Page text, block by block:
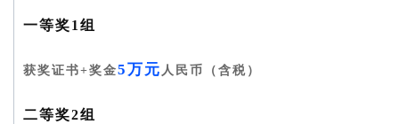
一等奖1组
获奖证书+奖金5万元 人民币（含税）
二等奖2组